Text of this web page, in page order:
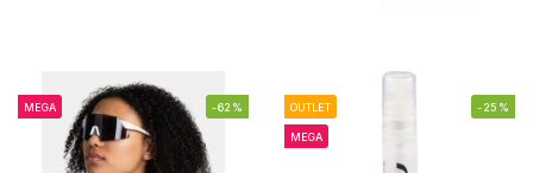
MEGA -62% OUTLET
MEGA
-25%